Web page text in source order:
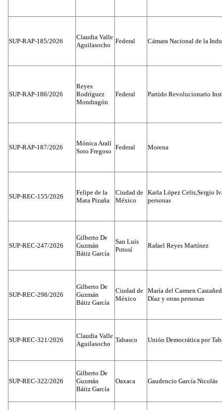
SUP-RAP-185/2026
Claudia Valle
Aguilasocho
Federal Cámara Nacional de la
SUP-RAP-186/2026
Reyes
Rodríguez
Mondragón
Federal Partido Revolucionario
SUP-RAP-187/2026
Mónica Aralí
Soto Fregoso
Federal Morena
SUP-REC-155/2026
Felipe de la
Mata Pizaña
Ciudad de
México
Karla López Celis,Sergio
personas
SUP-REC-247/2026
Gilberto De
Guzmán
Bátiz García
San Luis
Potosí
Rafael Reyes Martínez
SUP-REC-298/2026
Gilberto De
Guzmán
Bátiz García
Ciudad de
México
María del Carmen
Díaz y otras personas
SUP-REC-321/2026
Claudia Valle
Aguilasocho
Tabasco Unión Democrática por
SUP-REC-322/2026
Gilberto De
Guzmán
Bátiz García
Oaxaca Gaudencio García Nicolás